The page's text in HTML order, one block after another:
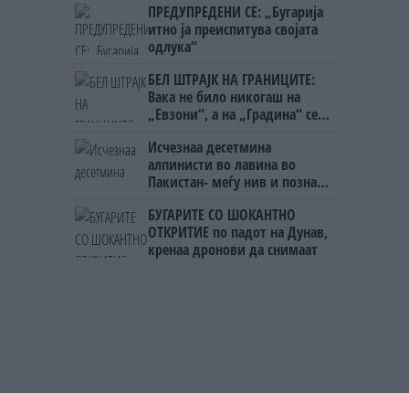
ПРЕДУПРЕДЕНИ СЕ: „Бугарија
итно ја преиспитува својата
одлука“
БЕЛ ШТРАЈК НА ГРАНИЦИТЕ:
Вака не било никогаш на
„Евзони“, а на „Градина“ се
Исчезнаа десетмина
алпинисти во лавина во
Пакистан- меѓу нив и познат
БУГАРИТЕ СО ШОКАНТНО
ОТКРИТИЕ по падот на Дунав,
кренаа дронови да снимаат